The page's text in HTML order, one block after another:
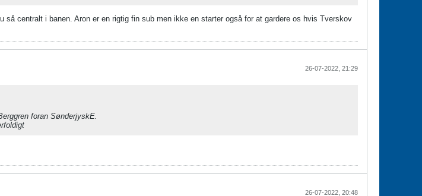
så centralt i banen. Aron er en rigtig fin sub men ikke en starter også for at gardere os hvis Tverskov
26-07-2022, 21:29
foran SønderjyskE.
26-07-2022, 20:48